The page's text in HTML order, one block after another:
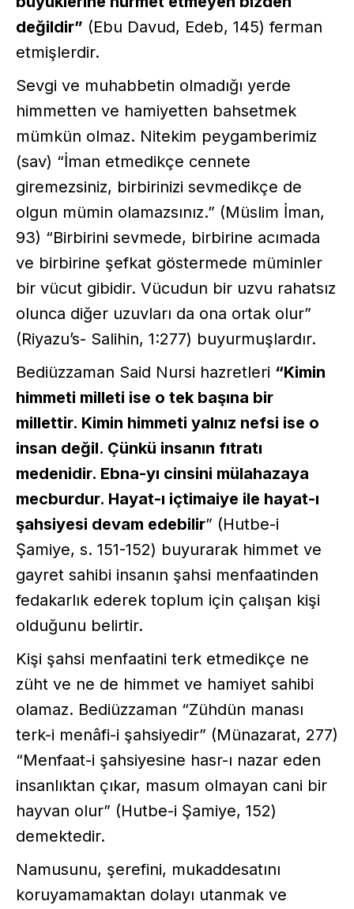
değildir” (Ebu Davud, Edeb, 145) ferman
etmişlerdir.
Sevgi ve muhabbetin olmadığı yerde
himmetten ve hamiyetten bahsetmek
mümkün olmaz. Nitekim peygamberimiz
(sav) “İman etmedikçe cennete
giremezsiniz, birbirinizi sevmedikçe de
olgun mümin olamazsınız.” (Müslim İman,
93) “Birbirini sevmede, birbirine acımada
ve birbirine şefkat göstermede müminler
bir vücut gibidir. Vücudun bir uzvu rahatsız
olunca diğer uzuvları da ona ortak olur”
(Riyazu’s- Salihin, 1:277) buyurmuşlardır.
Bediüzzaman Said Nursi hazretleri “Kimin
himmeti milleti ise o tek başına bir
millettir. Kimin himmeti yalnız nefsi ise o
insan değil. Çünkü insanın fıtratı
medenidir. Ebna-yı cinsini mülahazaya
mecburdur. Hayat-ı içtimaiye ile hayat-ı
şahsiyesi devam edebilir” (Hutbe-i
Şamiye, s. 151-152) buyurarak himmet ve
gayret sahibi insanın şahsi menfaatinden
fedakarlık ederek toplum için çalışan kişi
olduğunu belirtir.
Kişi şahsi menfaatini terk etmedikçe ne
züht ve ne de himmet ve hamiyet sahibi
olamaz. Bediüzzaman “Zühdün manası
terk-i menâfi-i şahsiyedir” (Münazarat, 277)
“Menfaat-i şahsiyesine hasr-ı nazar eden
insanlıktan çıkar, masum olmayan cani bir
hayvan olur” (Hutbe-i Şamiye, 152)
demektedir.
Namusunu, şerefini, mukaddesatını
koruyamamaktan dolayı utanmak ve